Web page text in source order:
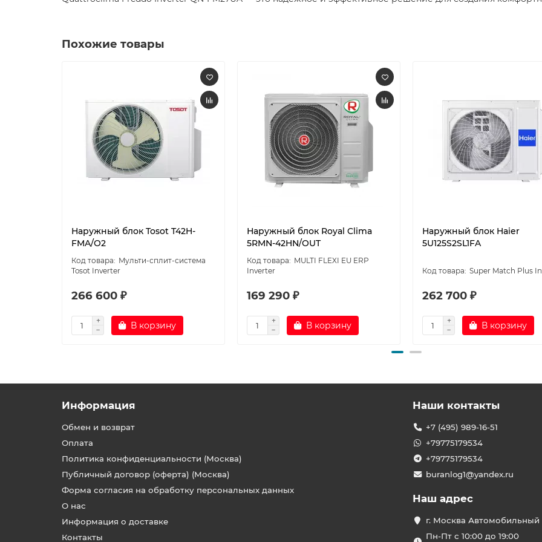
Похожие товары
Наружный блок Tosot T42H-
FMA/O2
Мульти-сплит-система
Tosot Inverter
266 600 ₽
В корзину
Наружный блок Royal Clima
5RMN-42HN/OUT
MULTI FLEXI EU ERP
Inverter
169 290 ₽
В корзину
Наружный блок Haier
5U125S2SL1FA
Super Match Plus
262 700 ₽
В корзину
Информация
Обмен и возврат
Оплата
Политика конфиденциальности (Москва)
Публичный договор (оферта) (Москва)
Форма согласия на обработку персональных данных
О нас
Информация о доставке
Контакты
Наши контакты
+7 (495) 989-16-51
+79775179534
+79775179534
buranlog1@yandex.ru
Наш адрес
г. Москва Автомобильный
Пн-Пт с 10:00 до 19:00